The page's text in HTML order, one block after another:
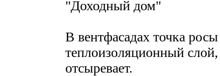
"Доходный дом"
В вентфасадах точка
теплоизоляционный
отсыревает.